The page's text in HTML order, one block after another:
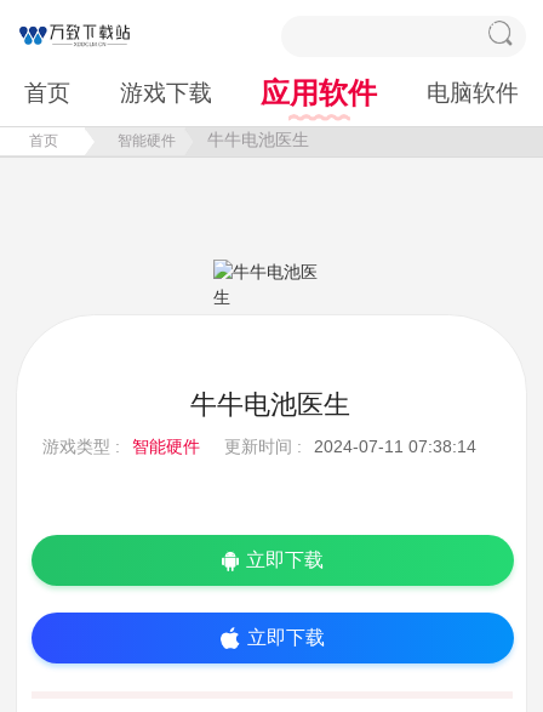
首页 游戏下载 应用软件 电脑软件
首页 智能硬件 牛牛电池医生
牛牛电池医生
游戏类型 : 智能硬件 更新时间 : 2024-07-11 07:38:14
立即下载
立即下载